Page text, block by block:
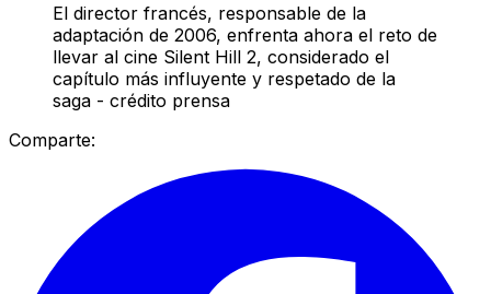
El director francés, responsable de la
adaptación de 2006, enfrenta ahora el reto de
llevar al cine Silent Hill 2, considerado el
capítulo más influyente y respetado de la
saga - crédito prensa
Comparte: